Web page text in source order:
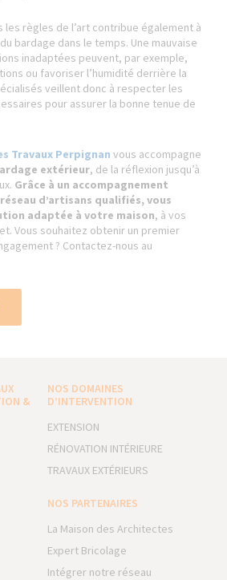
les règles de l’art contribue également à
bardage dans le temps. Une mauvaise
inadaptées peuvent, par exemple,
ou favoriser l’humidité derrière la
veillent donc à respecter les
pour assurer la bonne tenue de
Travaux Perpignan vous accompagne
extérieur, de la réflexion jusqu’à
Grâce à un accompagnement
d’artisans qualifiés, vous
adaptée à votre maison, à vos
Vous souhaitez obtenir un premier
? Contactez-nous au
&
NOS DOMAINES
D’INTERVENTION
EXTENSION
RÉNOVATION INTÉRIEURE
TRAVAUX EXTÉRIEURS
NOS PARTENAIRES
La Maison des Architectes
Expert Bricolage
Intégrer notre réseau